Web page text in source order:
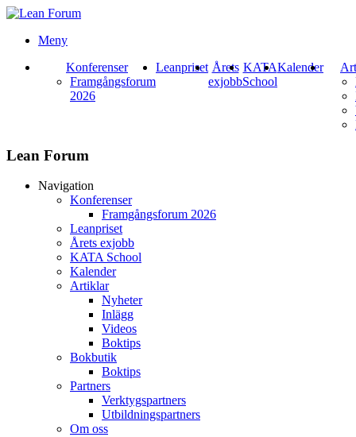
Meny
Konferenser
Framgångsforum
2026
Leanpriset Årets
exjobb
KATA
School
Kalender
Lean Forum
Navigation
Konferenser
Framgångsforum 2026
Leanpriset
Årets exjobb
KATA School
Kalender
Artiklar
Nyheter
Inlägg
Videos
Boktips
Bokbutik
Boktips
Partners
Verktygspartners
Utbildningspartners
Om oss